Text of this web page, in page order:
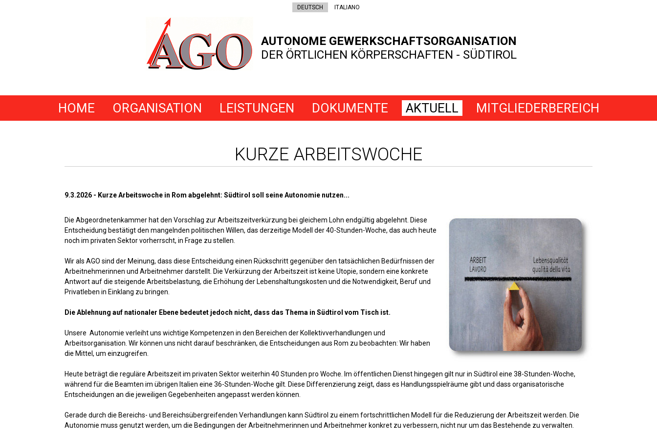
DEUTSCH ITALIANO
AUTONOME GEWERKSCHAFTSORGANISATION
DER ÖRTLICHEN KÖRPERSCHAFTEN - SÜDTIROL
HOME ORGANISATION LEISTUNGEN DOKUMENTE AKTUELL MITGLIEDERBEREICH
KURZE ARBEITSWOCHE
9.3.2026 - Kurze Arbeitswoche in Rom abgelehnt: Südtirol soll seine Autonomie nutzen...
Die Abgeordnetenkammer hat den Vorschlag zur Arbeitszeitverkürzung bei gleichem Lohn endgültig abgelehnt. Diese
Entscheidung bestätigt den mangelnden politischen Willen, das derzeitige Modell der 40-Stunden-Woche, das auch heute
noch im privaten Sektor vorherrscht, in Frage zu stellen.
Wir als AGO sind der Meinung, dass diese Entscheidung einen Rückschritt gegenüber den tatsächlichen Bedürfnissen der
Arbeitnehmerinnen und Arbeitnehmer darstellt. Die Verkürzung der Arbeitszeit ist keine Utopie, sondern eine konkrete
Antwort auf die steigende Arbeitsbelastung, die Erhöhung der Lebenshaltungskosten und die Notwendigkeit, Beruf und
Privatleben in Einklang zu bringen.
Die Ablehnung auf nationaler Ebene bedeutet jedoch nicht, dass das Thema in Südtirol vom Tisch ist.
Unsere Autonomie verleiht uns wichtige Kompetenzen in den Bereichen der Kollektivverhandlungen und
Arbeitsorganisation. Wir können uns nicht darauf beschränken, die Entscheidungen aus Rom zu beobachten: Wir haben
die Mittel, um einzugreifen.
Heute beträgt die reguläre Arbeitszeit im privaten Sektor weiterhin 40 Stunden pro Woche. Im öffentlichen Dienst hingegen gilt nur in Südtirol eine 38-Stunden-Woche,
während für die Beamten im übrigen Italien eine 36-Stunden-Woche gilt. Diese Differenzierung zeigt, dass es Handlungsspielräume gibt und dass organisatorische
Entscheidungen an die jeweiligen Gegebenheiten angepasst werden können.
Gerade durch die Bereichs- und Bereichsübergreifenden Verhandlungen kann Südtirol zu einem fortschrittlichen Modell für die Reduzierung der Arbeitszeit werden. Die
Autonomie muss genutzt werden, um die Bedingungen der Arbeitnehmerinnen und Arbeitnehmer konkret zu verbessern, nicht nur um das Bestehende zu verwalten.